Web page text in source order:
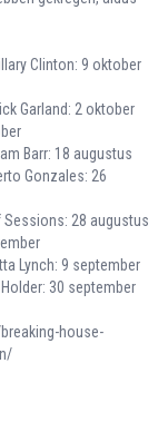
Clinton: 9 oktober
Garland: 2 oktober
Barr: 18 augustus
Gonzales: 26
28 augustus
Lynch: 9 september
30 september
house-